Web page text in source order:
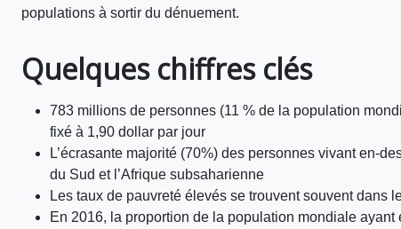
populations à sortir du dénuement.
Quelques chiffres clés
783 millions de personnes (11 % de la population
fixé à 1,90 dollar par jour
L’écrasante majorité (70%) des personnes vivant en-
du Sud et l’Afrique subsaharienne
Les taux de pauvreté élevés se trouvent souvent dans
En 2016, la proportion de la population mondiale